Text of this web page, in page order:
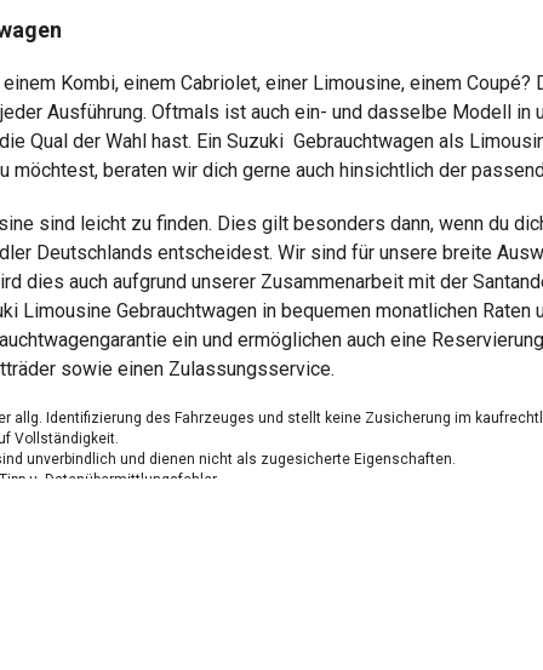
Kombi, einem Cabriolet, einer Limousine, einem
Ausführung. Oftmals ist auch ein- und dasselbe Modell
Qual der Wahl hast. Ein Suzuki Gebrauchtwagen als
möchtest, beraten wir dich gerne auch hinsichtlich der
sind leicht zu finden. Dies gilt besonders dann, wenn du
Deutschlands entscheidest. Wir sind für unsere breite
dies auch aufgrund unserer Zusammenarbeit mit der
Limousine Gebrauchtwagen in bequemen monatlichen
ein und ermöglichen auch eine
sowie einen Zulassungsservice.
allg. Identifizierung des Fahrzeuges und stellt keine Zusicherung im
Vollständigkeit.
unverbindlich und dienen nicht als zugesicherte Eigenschaften.
u. Datenübermittlungsfehler.